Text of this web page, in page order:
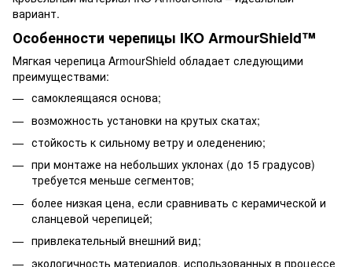
вариант.
Особенности черепицы IKO ArmourShield™
Мягкая черепица ArmourShield обладает следующими
преимуществами:
самоклеящаяся основа;
возможность установки на крутых скатах;
стойкость к сильному ветру и оледенению;
при монтаже на небольших уклонах (до 15 градусов)
требуется меньше сегментов;
более низкая цена, если сравнивать с керамической и
сланцевой черепицей;
привлекательный внешний вид;
экологичность материалов, использованных в процессе